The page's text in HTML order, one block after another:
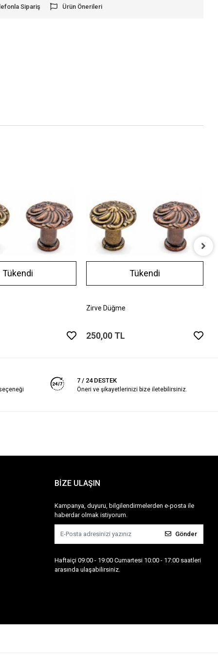
Sipariş Ürün Önerileri
Tükendi Tükendi
Zirve Düğme
250,00 TL
7 / 24 DESTEK
Öneri ve şikayetlerinizi bize iletebilirsiniz.
BİZE ULAŞIN
Kampanya, duyuru, bilgilendirmelerden e-posta ile
haberdar olmak istiyorum.
Gönder
Haftaiçi 09:00 - 19:00 Cumartesi 10:00 - 17:00 saatleri
arasında ulaşabilirsiniz.